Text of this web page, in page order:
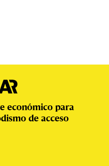
económico para
de acceso